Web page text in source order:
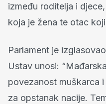
između roditelja i
koja je žena te otac
Parlament je
Ustav unosi:
povezanost muškarca
za opstanak nacije.